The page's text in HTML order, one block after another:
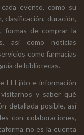
evento, como su
clasificación, duración,
formas de comprar la
así como noticias
como farmacias
de bibliotecas.
El Ejido e información
y saber qué
detallada posible, así
con colaboraciones,
no es la cuenta